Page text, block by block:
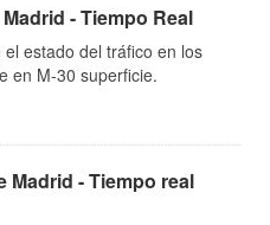
- Tiempo Real
estado del tráfico en los
en M-30 superficie.
Madrid - Tiempo real